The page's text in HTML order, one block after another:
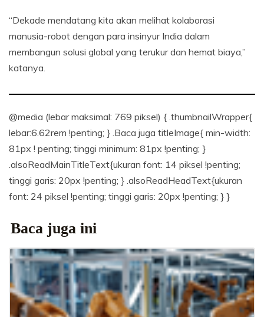
“Dekade mendatang kita akan melihat kolaborasi
manusia-robot dengan para insinyur India dalam
membangun solusi global yang terukur dan hemat biaya,”
katanya.
@media (lebar maksimal: 769 piksel) { .thumbnailWrapper{
lebar:6.62rem !penting; } .Baca juga titleImage{ min-width:
81px ! penting; tinggi minimum: 81px !penting; }
.alsoReadMainTitleText{ukuran font: 14 piksel !penting;
tinggi garis: 20px !penting; } .alsoReadHeadText{ukuran
font: 24 piksel !penting; tinggi garis: 20px !penting; } }
Baca juga ini